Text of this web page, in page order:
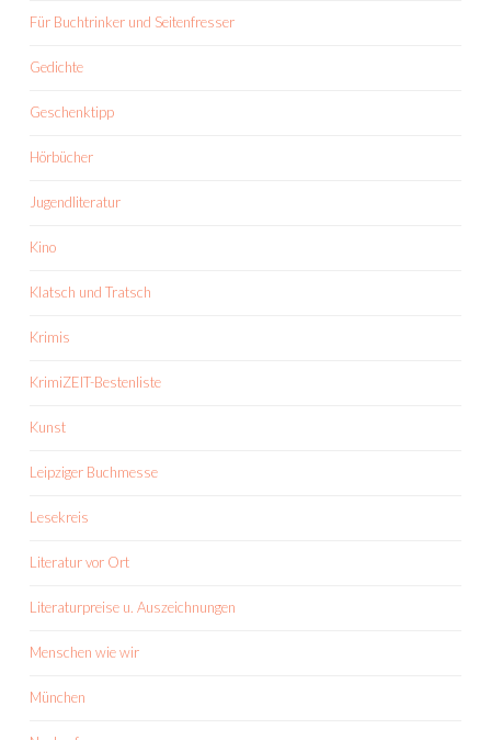
Für Buchtrinker und Seitenfresser
Gedichte
Geschenktipp
Hörbücher
Jugendliteratur
Kino
Klatsch und Tratsch
Krimis
KrimiZEIT-Bestenliste
Kunst
Leipziger Buchmesse
Lesekreis
Literatur vor Ort
Literaturpreise u. Auszeichnungen
Menschen wie wir
München